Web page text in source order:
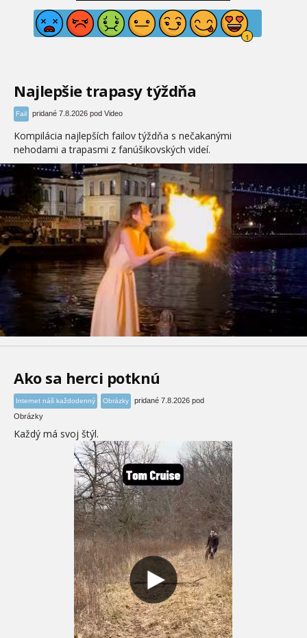
Najlepšie trapasy týždňa
Fail pridané 7.8.2026 pod Video
Kompilácia najlepších failov týždňa s nečakanými
nehodami a trapasmi z fanúšikovských videí.
Ako sa herci potknú
Internet náš každodenný Obrázky
pridané 7.8.2026 pod
Obrázky
Každý má svoj štýl.